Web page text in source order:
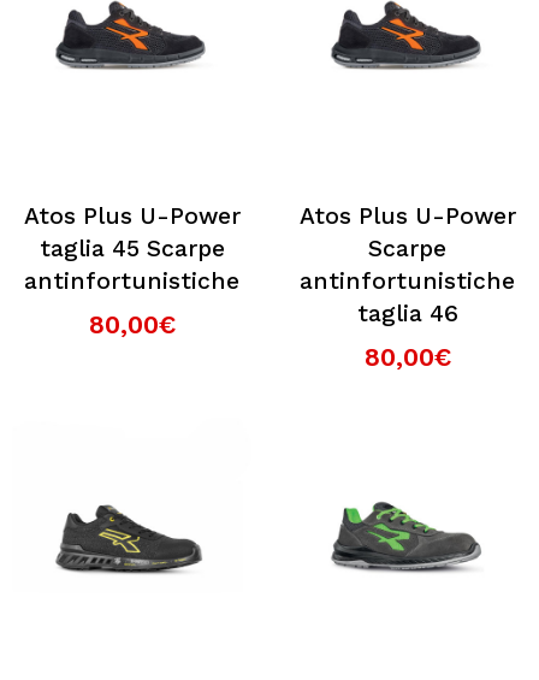
Atos Plus U-Power
taglia 45 Scarpe
antinfortunistiche
80,00€
Atos Plus U-Power
Scarpe
antinfortunistiche
taglia 46
80,00€